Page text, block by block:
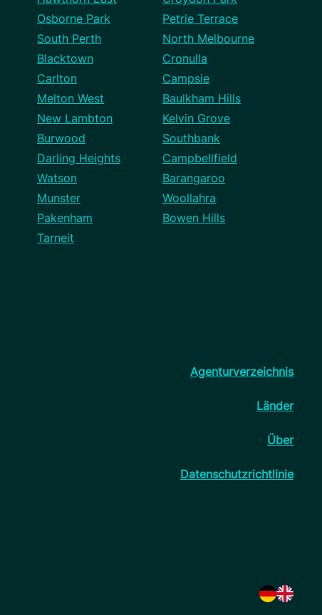
Osborne Park
Petrie Terrace
South Perth
North Melbourne
Blacktown
Cronulla
Carlton
Campsie
Melton West
Baulkham Hills
New Lambton
Kelvin Grove
Burwood
Southbank
Darling Heights
Campbellfield
Watson
Barangaroo
Munster
Woollahra
Pakenham
Bowen Hills
Tarneit
Agenturverzeichnis
Länder
Über
Datenschutzrichtlinie